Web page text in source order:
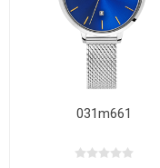
031m661